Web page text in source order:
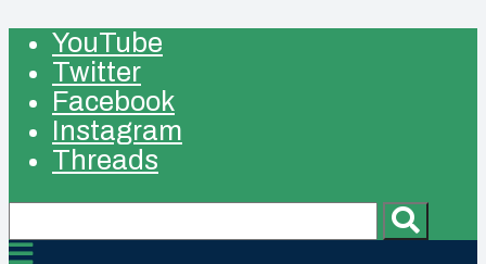
YouTube
Twitter
Facebook
Instagram
Threads